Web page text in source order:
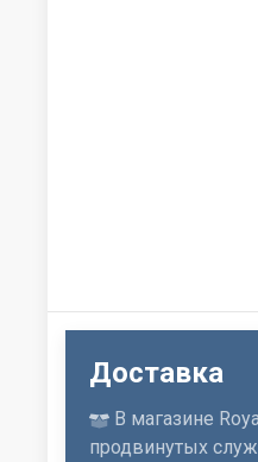
Доставка
В магазине
продвинутых